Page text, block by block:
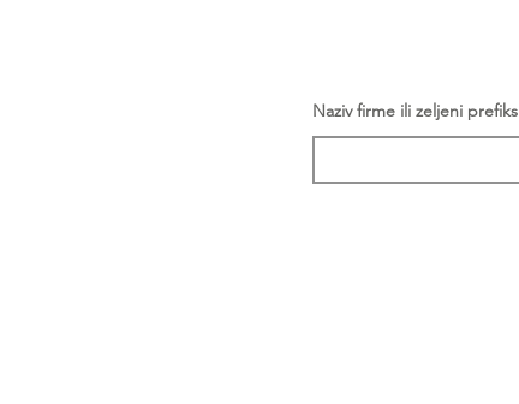
Naziv firme ili zeljeni prefiks